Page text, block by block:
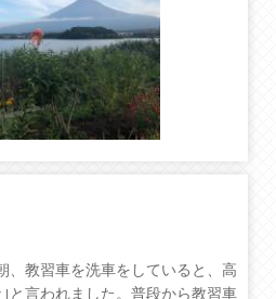
、教習車を洗車をしていると、高
と言われました。普段から教習車